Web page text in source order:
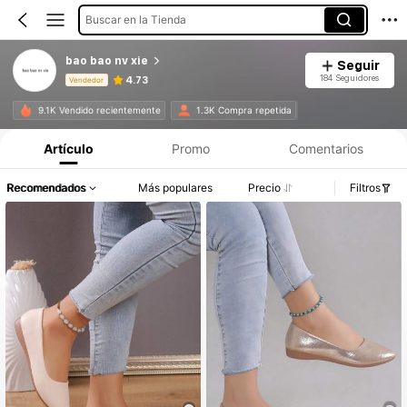
Buscar en la Tienda
bao bao nv xie
Vendedor 4.73
Seguir
184 Seguidores
9.1K Vendido recientemente 1.3K Compra repetida
Artículo Promo Comentarios
Recomendados Más populares Precio Filtros